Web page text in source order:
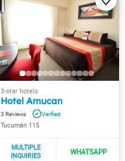
Hotel Amucan
3
Tucumán 115